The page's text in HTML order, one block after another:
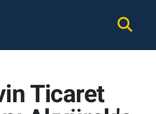
Ticaret